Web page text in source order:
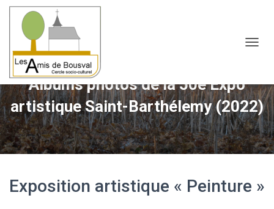
Albums photos de la 50e Expo
artistique Saint-Barthélemy (2022)
Exposition artistique « Peinture »